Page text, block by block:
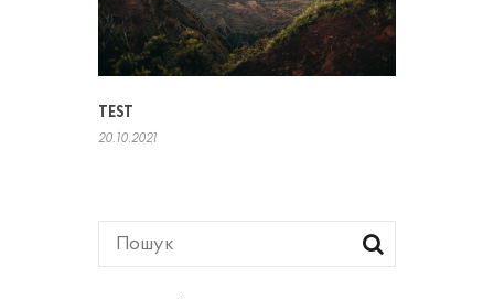
TEST
20.10.2021